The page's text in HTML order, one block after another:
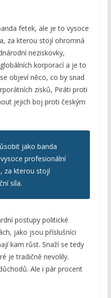
fetek, ale je to vysoce
za kterou stojí ohromná
neziskovky,
korporací a je to
objeví něco, co by snad
zisků, Piráti proti
jejich boj proti českým
jako banda
profesionální
za kterou stojí
síla.
postupy politické
jako jsou příslušníci
kam růst. Snaží se tedy
je tradičně nevolily.
Ale i pár procent